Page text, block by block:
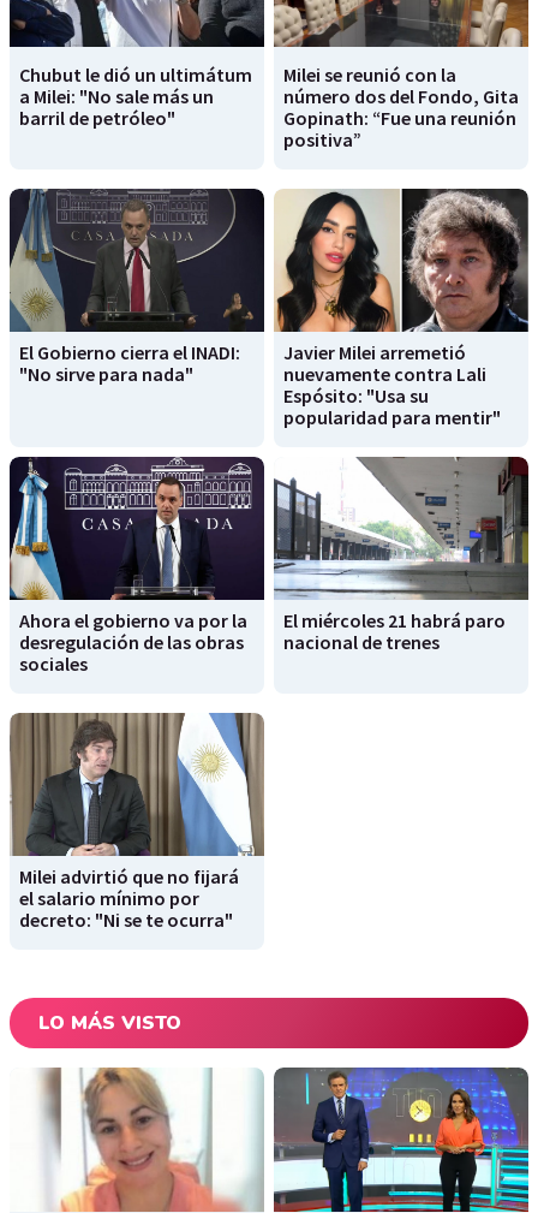
Chubut le dió un ultimátum
a Milei: "No sale más un
barril de petróleo"
Milei se reunió con la
número dos del Fondo, Gita
Gopinath: “Fue una reunión
positiva”
El Gobierno cierra el INADI:
"No sirve para nada"
Javier Milei arremetió
nuevamente contra Lali
Espósito: "Usa su
popularidad para mentir"
Ahora el gobierno va por la
desregulación de las obras
sociales
El miércoles 21 habrá paro
nacional de trenes
Milei advirtió que no fijará
el salario mínimo por
decreto: "Ni se te ocurra"
LO MÁS VISTO